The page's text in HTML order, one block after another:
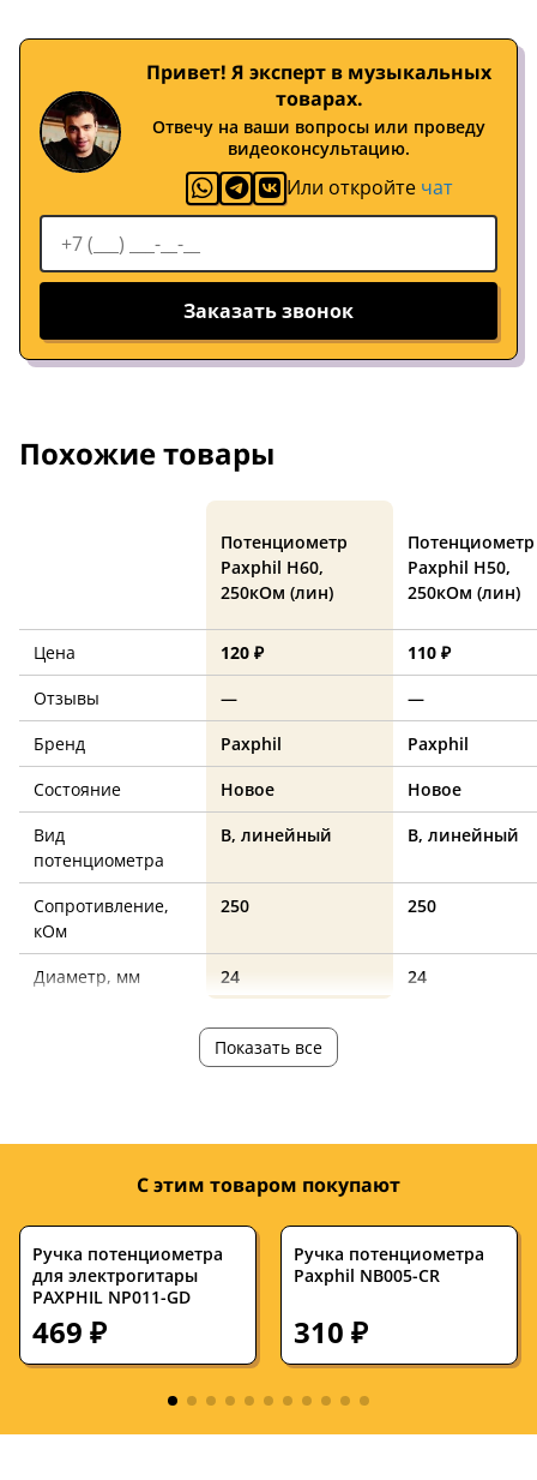
Привет! Я эксперт в музыкальных
товарах.
Отвечу на ваши вопросы или проведу
видеоконсультацию.
Или откройте чат
Заказать звонок
Похожие товары
Потенциометр
Paxphil H60,
250кОм (лин)
Потенциометр
Paxphil H50,
250кОм (лин)
Цена 120 ₽
110 ₽
Отзывы
—
—
Бренд
Paxphil
Paxphil
Состояние
Новое
Новое
Вид
потенциометра
B, линейный B, линейный
Сопротивление,
кОм
250 250
Диаметр, мм 24 24
Показать все
С этим товаром покупают
Ручка потенциометра
для электрогитары
PAXPHIL NP011-GD
469 ₽
Ручка потенциометра
Paxphil NB005-CR
310 ₽